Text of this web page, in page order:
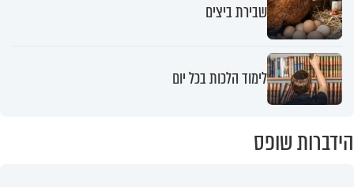
שבירת ביצים
לימוד הלכות בכל יום
הידברות שופס